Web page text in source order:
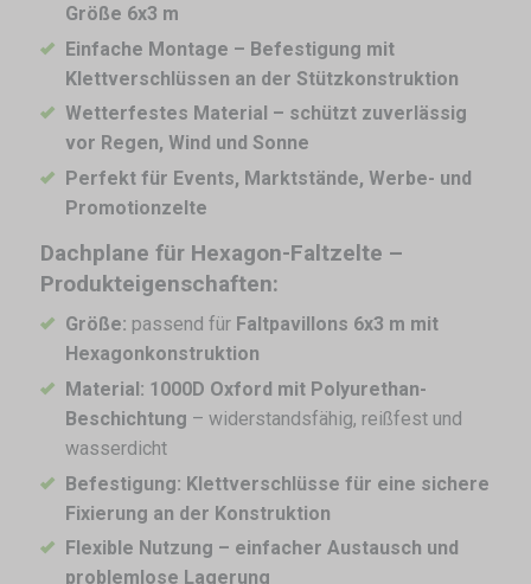
Größe 6x3 m
Einfache Montage – Befestigung mit
Klettverschlüssen an der Stützkonstruktion
Wetterfestes Material – schützt zuverlässig
vor Regen, Wind und Sonne
Perfekt für Events, Marktstände, Werbe- und
Promotionzelte
Dachplane für Hexagon-Faltzelte –
Produkteigenschaften:
Größe: passend für Faltpavillons 6x3 m mit
Hexagonkonstruktion
Material: 1000D Oxford mit Polyurethan-
Beschichtung – widerstandsfähig, reißfest und
wasserdicht
Befestigung: Klettverschlüsse für eine sichere
Fixierung an der Konstruktion
Flexible Nutzung – einfacher Austausch und
problemlose Lagerung